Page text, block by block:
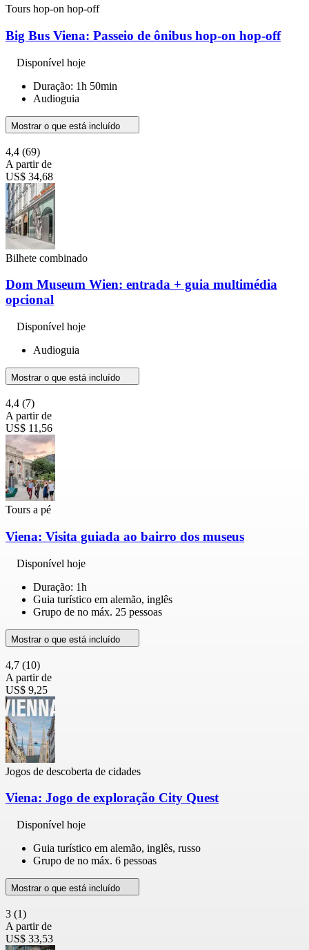
Tours hop-on hop-off
Big Bus Viena: Passeio de ônibus hop-on hop-off
Disponível hoje
Duração: 1h 50min
Audioguia
Mostrar o que está incluído
4,4 (69)
A partir de
US$ 34,68
Bilhete combinado
Dom Museum Wien: entrada + guia multimédia
opcional
Disponível hoje
Audioguia
Mostrar o que está incluído
4,4 (7)
A partir de
US$ 11,56
Tours a pé
Viena: Visita guiada ao bairro dos museus
Disponível hoje
Duração: 1h
Guia turístico em alemão, inglês
Grupo de no máx. 25 pessoas
Mostrar o que está incluído
4,7 (10)
A partir de
US$ 9,25
Jogos de descoberta de cidades
Viena: Jogo de exploração City Quest
Disponível hoje
Guia turístico em alemão, inglês, russo
Grupo de no máx. 6 pessoas
Mostrar o que está incluído
3 (1)
A partir de
US$ 33,53